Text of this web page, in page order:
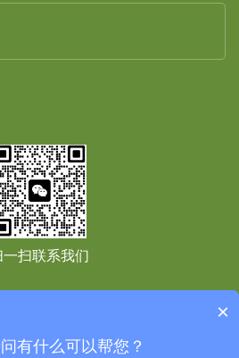
一扫联系我们
沪ICP备2020037985号-1
×
有什么可以帮您？